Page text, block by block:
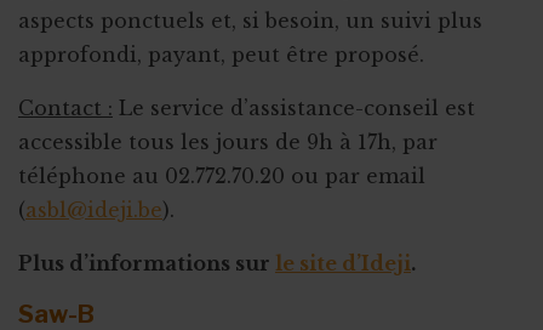
aspects ponctuels et, si besoin, un suivi plus
approfondi, payant, peut être proposé.
Contact : Le service d’assistance-conseil est
accessible tous les jours de 9h à 17h, par
téléphone au 02.772.70.20 ou par email
(asbl@ideji.be).
Plus d’informations sur le site d’Ideji.
Saw-B